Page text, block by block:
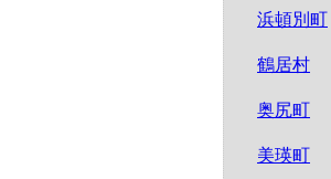
浜頓別町
鶴居村
奥尻町
美瑛町